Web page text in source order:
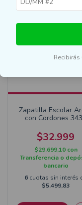
Zapatilla Escolar
con Cordones
$32.999
$29.699,10 con
Transferencia o
bancario
6 cuotas sin interés
$5.499,83